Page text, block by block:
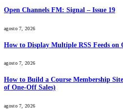
Open Channels FM: Signal – Issue 19
agosto 7, 2026
How to Display Multiple RSS Feeds on
agosto 7, 2026
How to Build a Course Membership
of One-Off Sales)
agosto 7, 2026